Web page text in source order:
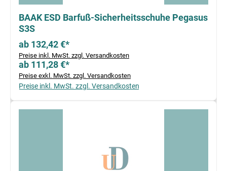
BAAK ESD Barfuß-Sicherheitsschuhe Pegasus
S3S
ab 132,42 €*
Preise inkl. MwSt. zzgl. Versandkosten
ab 111,28 €*
Preise exkl. MwSt. zzgl. Versandkosten
Preise inkl. MwSt. zzgl. Versandkosten